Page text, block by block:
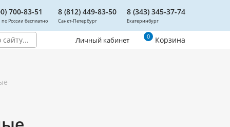
700-83-51
России бесплатно
8 (812) 449-83-50
Санкт-Петербург
8 (343) 345-37-74
Екатеринбург
Личный кабинет 0 Корзина